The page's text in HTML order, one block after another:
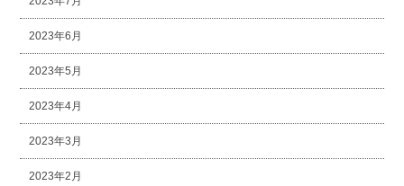
2023年6月
2023年5月
2023年4月
2023年3月
2023年2月